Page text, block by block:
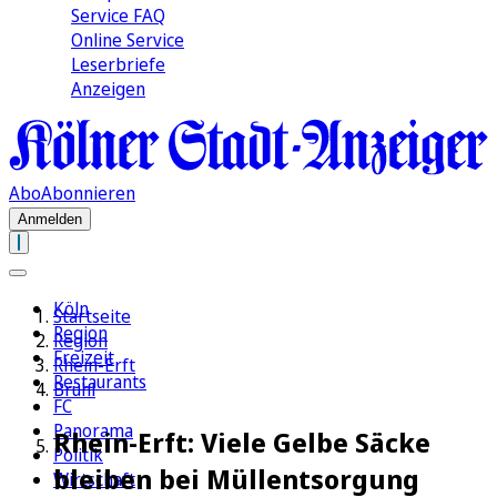
Service FAQ
Online Service
Leserbriefe
Anzeigen
AboAbonnieren
Anmelden
Köln
Region
Freizeit
Restaurants
FC
Panorama
Politik
Wirtschaft
Startseite
Region
Rhein-Erft
Brühl
Rhein-Erft: Viele Gelbe Säcke
bleiben bei Müllentsorgung